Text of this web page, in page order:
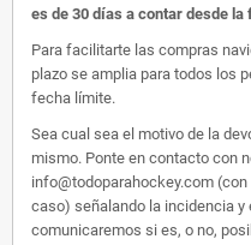
es de 30 días a contar desde la
Para facilitarte las compras
plazo se amplia para todos los
fecha límite.
Sea cual sea el motivo de la
mismo. Ponte en contacto con
info@todoparahockey.com
caso) señalando la incidencia y
comunicaremos si es, o no,